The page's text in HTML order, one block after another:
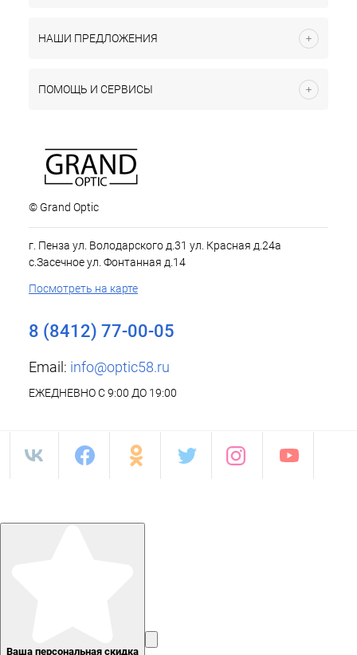
НАШИ ПРЕДЛОЖЕНИЯ
ПОМОЩЬ И СЕРВИСЫ
© Grand Optic
г. Пенза ул. Володарского д.31 ул. Красная д.24а
с.Засечное ул. Фонтанная д.14
Посмотреть на карте
8 (8412) 77-00-05
Email: info@optic58.ru
ЕЖЕДНЕВНО С 9:00 ДО 19:00
Ваша персональная скидка